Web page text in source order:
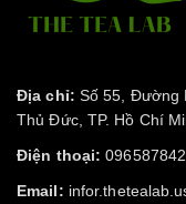
Địa chỉ: Số 55, Đường
Thủ Đức, TP. Hồ Chí
Điện thoại:
Email: